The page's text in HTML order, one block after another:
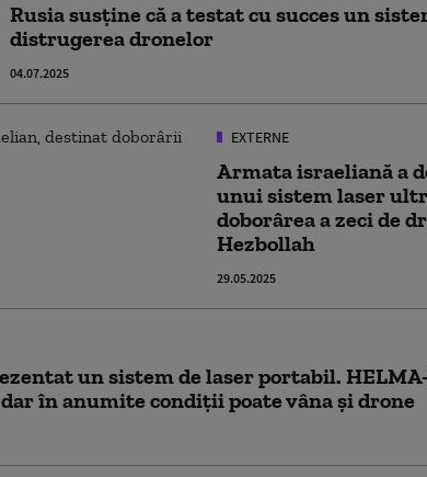
Rusia susține că a testat cu succes un
distrugerea dronelor
04.07.2025
EXTERNE
Armata israeliană a
unui sistem laser
doborârea a zeci de
Hezbollah
29.05.2025
un sistem de laser portabil.
în anumite condiții poate vâna și drone